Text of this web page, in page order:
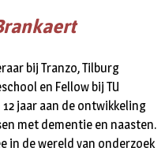
bij Tranzo, Tilburg
en Fellow bij TU
jaar aan de ontwikkeling
met dementie en naasten.
in de wereld van onderzoek